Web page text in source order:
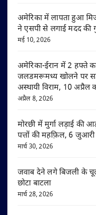
अमेरिका में लापता हुआ
ने एसपी से लगाई मदद की
मई 10, 2026
अमेरिका-ईरान में 2 हफ्ते
जलडमरूमध्य खोलने पर
अस्थायी विराम, 10 अप्रैल
अप्रैल 8, 2026
मोरछी में मुर्गा लड़ाई
पत्तों की महफ़िल, 6
मार्च 30, 2026
जवाब देने लगे बिजली के
छोटा बाटला
मार्च 28, 2026